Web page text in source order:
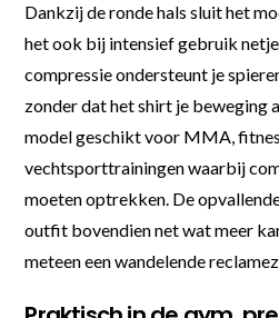
Dankzij de ronde hals sluit het
het ook bij intensief gebruik
compressie ondersteunt je
zonder dat het shirt je
model geschikt voor MMA,
vechtsporttrainingen waarbij
moeten optrekken. De
outfit bovendien net wat meer
meteen een wandelende